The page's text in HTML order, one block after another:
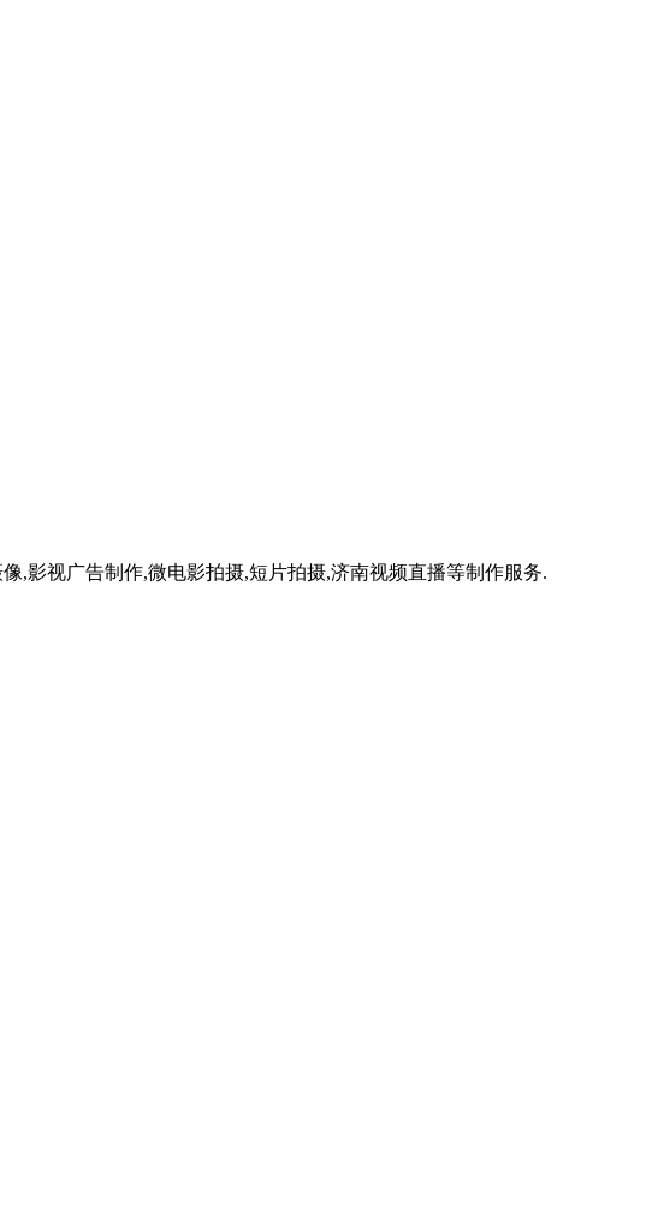
,影视广告制作,微电影拍摄,短片拍摄,济南视频直播等制作服务.